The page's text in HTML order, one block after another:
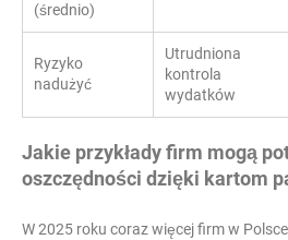
(średnio)
Ryzyko
nadużyć
Utrudniona
kontrola
wydatków
Jakie przykłady firm mogą
oszczędności dzięki kartom
W 2025 roku coraz więcej firm w